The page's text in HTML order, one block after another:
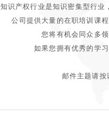
知识产权行业是知识密集型行
公司提供大量的在职培训课
您将有机会同众多
如果您拥有优秀的学
邮件主题请